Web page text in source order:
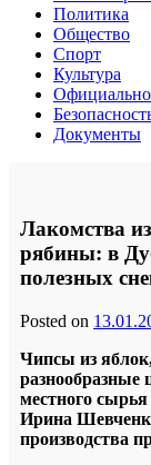
Политика
Общество
Спорт
Культура
Официально
Документы
Лакомства
рябины: в
полезных
Posted on
Чипсы из
разнообразные
местного
Ирина
производства